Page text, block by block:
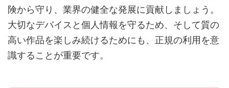
険から守り、業界の健全な発展に貢献しましょう。
大切なデバイスと個人情報を守るため、そして質の
高い作品を楽しみ続けるためにも、正規の利用を意
識することが重要です。